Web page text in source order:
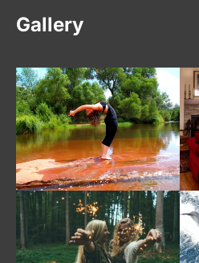
Gallery